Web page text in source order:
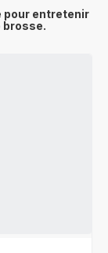
pour entretenir
brosse.